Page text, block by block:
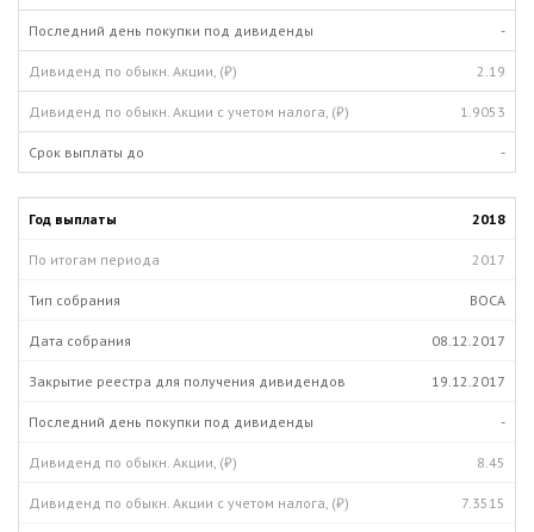
-
2.19
1.9053
-
2018
2017
ВОСА
08.12.2017
19.12.2017
-
8.45
7.3515